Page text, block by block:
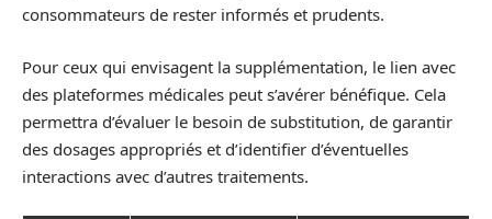
consommateurs de rester informés et prudents.
Pour ceux qui envisagent la supplémentation, le lien avec
des plateformes médicales peut s’avérer bénéfique. Cela
permettra d’évaluer le besoin de substitution, de garantir
des dosages appropriés et d’identifier d’éventuelles
interactions avec d’autres traitements.